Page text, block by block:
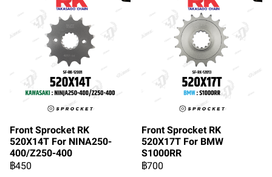
Front Sprocket RK
520X14T For NINA250-
400/Z250-400
฿450
Front Sprocket RK
520X17T For BMW
S1000RR
฿700